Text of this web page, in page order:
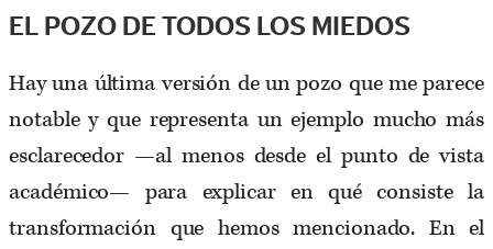
EL POZO DE TODOS LOS MIEDOS
Hay una última versión de un pozo que me parece
notable y que representa un ejemplo mucho más
esclarecedor —al menos desde el punto de vista
académico— para explicar en qué consiste la
transformación que hemos mencionado. En el